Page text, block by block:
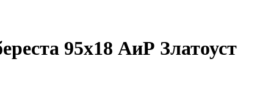
95х18 АиР Златоуст